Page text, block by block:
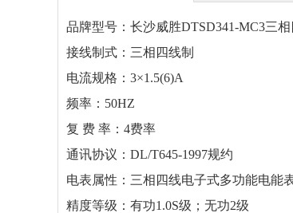
品牌型号：长沙威胜DTSD341-MC3三
接线制式：三相四线制
电流规格：3×1.5(6)A
频率：50HZ
复 费 率：4费率
通讯协议：DL/T645-1997规约
电表属性：三相四线电子式多功能电能
精度等级：有功1.0S级；无功2级